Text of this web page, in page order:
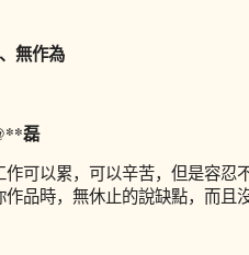
無作為
磊
作可以累，可以辛苦，但是容忍
作品時，無休止的說缺點，而且